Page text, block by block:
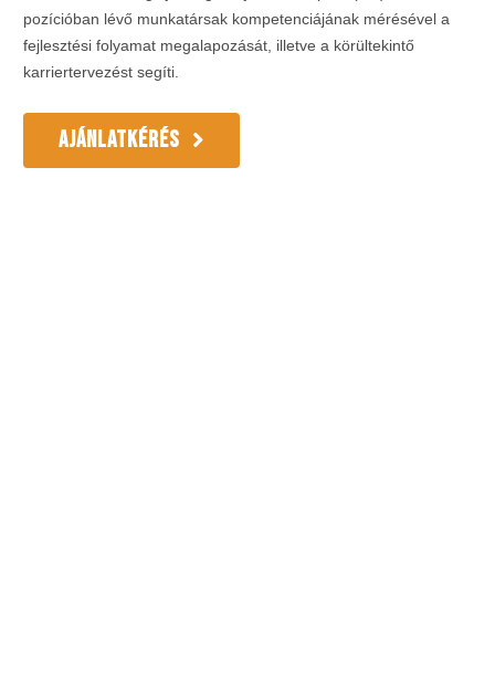
pozícióban lévő munkatársak kompetenciájának mérésével a
fejlesztési folyamat megalapozását, illetve a körültekintő
karriertervezést segíti.
AJÁNLATKÉRÉS